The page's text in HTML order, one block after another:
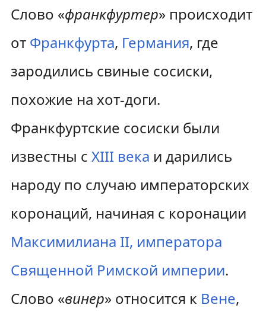
Слово «франкфуртер» происходит
от Франкфурта, Германия, где
зародились свиные сосиски,
похожие на хот-доги.
Франкфуртские сосиски были
известны с XIII века и дарились
народу по случаю императорских
коронаций, начиная с коронации
Максимилиана II, императора
Священной Римской империи.
Слово «винер» относится к Вене,